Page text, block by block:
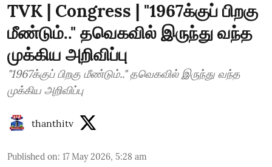
TVK | Congress | "1967க்குப் பிறகு
மீண்டும்.." தவெகவில் இருந்து வந்த
முக்கிய அறிவிப்பு
"1967க்குப் பிறகு மீண்டும்.." தவெகவில் இருந்து வந்த
முக்கிய அறிவிப்பு
thanthitv
Published on: 17 May 2026, 5:28 am